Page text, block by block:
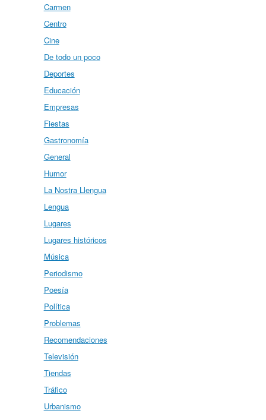
Carmen
Centro
Cine
De todo un poco
Deportes
Educación
Empresas
Fiestas
Gastronomía
General
Humor
La Nostra Llengua
Lengua
Lugares
Lugares históricos
Música
Periodismo
Poesía
Política
Problemas
Recomendaciones
Televisión
Tiendas
Tráfico
Urbanismo